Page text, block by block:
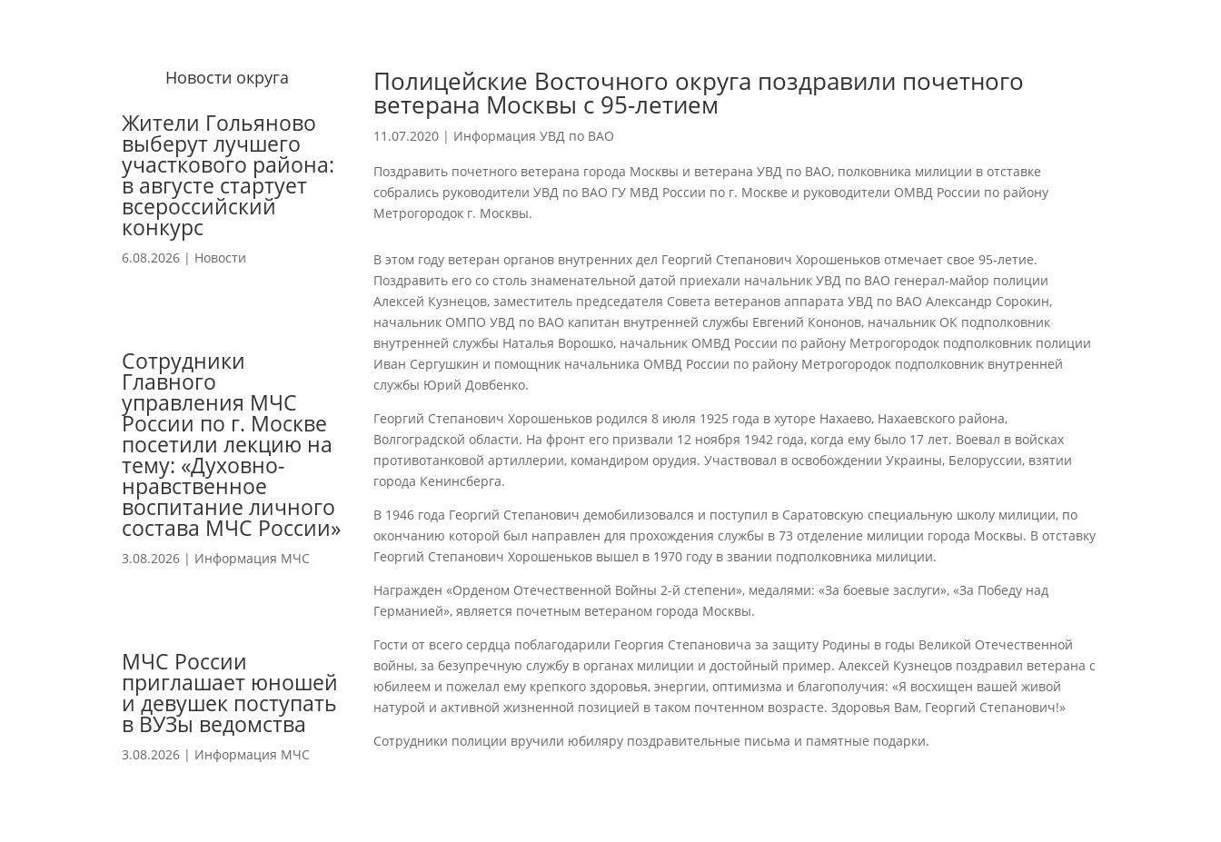
Новости округа
Жители Гольяново
выберут лучшего
участкового района:
в августе стартует
всероссийский
конкурс
6.08.2026 | Новости
Сотрудники
Главного
управления МЧС
России по г. Москве
посетили лекцию на
тему: «Духовно-
нравственное
воспитание личного
состава МЧС России»
3.08.2026 | Информация МЧС
МЧС России
приглашает юношей
и девушек поступать
в ВУЗы ведомства
3.08.2026 | Информация МЧС
Полицейские Восточного округа поздравили почетного
ветерана Москвы с 95-летием
11.07.2020 | Информация УВД по ВАО
Поздравить почетного ветерана города Москвы и ветерана УВД по ВАО, полковника милиции в отставке
собрались руководители УВД по ВАО ГУ МВД России по г. Москве и руководители ОМВД России по району
Метрогородок г. Москвы.
В этом году ветеран органов внутренних дел Георгий Степанович Хорошеньков отмечает свое 95-летие.
Поздравить его со столь знаменательной датой приехали начальник УВД по ВАО генерал-майор полиции
Алексей Кузнецов, заместитель председателя Совета ветеранов аппарата УВД по ВАО Александр Сорокин,
начальник ОМПО УВД по ВАО капитан внутренней службы Евгений Кононов, начальник ОК подполковник
внутренней службы Наталья Ворошко, начальник ОМВД России по району Метрогородок подполковник полиции
Иван Сергушкин и помощник начальника ОМВД России по району Метрогородок подполковник внутренней
службы Юрий Довбенко.
Георгий Степанович Хорошеньков родился 8 июля 1925 года в хуторе Нахаево, Нахаевского района,
Волгоградской области. На фронт его призвали 12 ноября 1942 года, когда ему было 17 лет. Воевал в войсках
противотанковой артиллерии, командиром орудия. Участвовал в освобождении Украины, Белоруссии, взятии
города Кенинсберга.
В 1946 года Георгий Степанович демобилизовался и поступил в Саратовскую специальную школу милиции, по
окончанию которой был направлен для прохождения службы в 73 отделение милиции города Москвы. В отставку
Георгий Степанович Хорошеньков вышел в 1970 году в звании подполковника милиции.
Награжден «Орденом Отечественной Войны 2-й степени», медалями: «За боевые заслуги», «За Победу над
Германией», является почетным ветераном города Москвы.
Гости от всего сердца поблагодарили Георгия Степановича за защиту Родины в годы Великой Отечественной
войны, за безупречную службу в органах милиции и достойный пример. Алексей Кузнецов поздравил ветерана с
юбилеем и пожелал ему крепкого здоровья, энергии, оптимизма и благополучия: «Я восхищен вашей живой
натурой и активной жизненной позицией в таком почтенном возрасте. Здоровья Вам, Георгий Степанович!»
Сотрудники полиции вручили юбиляру поздравительные письма и памятные подарки.